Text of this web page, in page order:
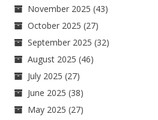
November 2025 (43)
October 2025 (27)
September 2025 (32)
August 2025 (46)
July 2025 (27)
June 2025 (38)
May 2025 (27)